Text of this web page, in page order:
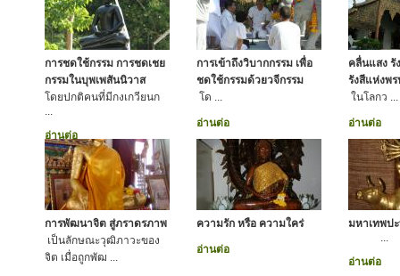
การชดใช้กรรม การชดเชย
กรรมในบุพเพสันนิวาส
โดยปกติคนที่มีกงเกวียนก
...
อ่านต่อ
การเข้าถึงวิบากกรรม เพื่อ
ชดใช้กรรมด้วยวจีกรรม
โด ...
อ่านต่อ
คลื่นแสง
รังสีแห่งพ
ในโลกว ...
อ่านต่อ
การพัฒนาจิต สู่ภราดรภาพ
เป็นลักษณะวุฒิภาวะของ
จิต เมื่อถูกพัฒ ...
ความรัก หรือ ความใคร่
อ่านต่อ
มหาเทพป
...
อ่านต่อ